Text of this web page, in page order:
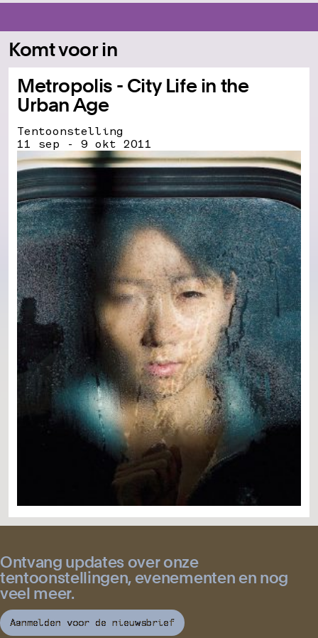
Komt voor in
Metropolis - City Life in the
Urban Age
Tentoonstelling
11 sep - 9 okt 2011
Ontvang updates over onze
tentoonstellingen, evenementen en nog
veel meer.
Aanmelden voor de nieuwsbrief